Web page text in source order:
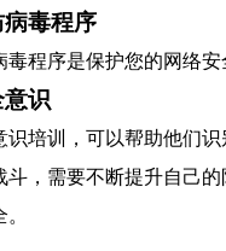
毒程序
程序是保护您的网络
识
培训，可以帮助他们
斗，需要不断提升自己